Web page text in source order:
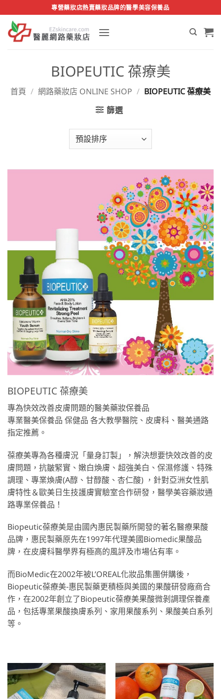
to
content
專營藥妝店熱賣藥妝品牌的醫學美容保養品
BIOPEUTIC 葆療美
首頁 / 網路藥妝店 ONLINE SHOP / BIOPEUTIC 葆療美
篩選
BIOPEUTIC 葆療美
專為快效改善皮膚問題的醫美藥妝保養品
專業醫美保養品 保健品 各大教學醫院、皮膚科、醫美通路
指定推薦。
葆療美專為各種膚況「量身訂製」，解決想要快效改善的皮
膚問題，抗皺緊實、嫩白煥膚、超強美白、保濕修護、特殊
調理、專業煥膚(A醇、甘醇酸、杏仁酸) ，針對亞洲女性肌
膚特性＆歐美日生技護膚實驗室合作研發，醫學美容藥妝通
路專業保養品！
Biopeutic葆療美是由國內惠民製藥所開發的著名醫療果酸
品牌，惠民製藥原先在1997年代理美國Biomedic果酸品
牌，在皮膚科醫學界有極高的風評及市場佔有率。
而BioMedic在2002年被L’OREAL化妝品集團併購後，
Biopeutic葆療美-惠民製藥更積極與美國的果酸研發廠商合
作，在2002年創立了Biopeutic葆療美果酸微剝調理保養產
品，包括專業果酸換膚系列、家用果酸系列、果酸美白系列
等。